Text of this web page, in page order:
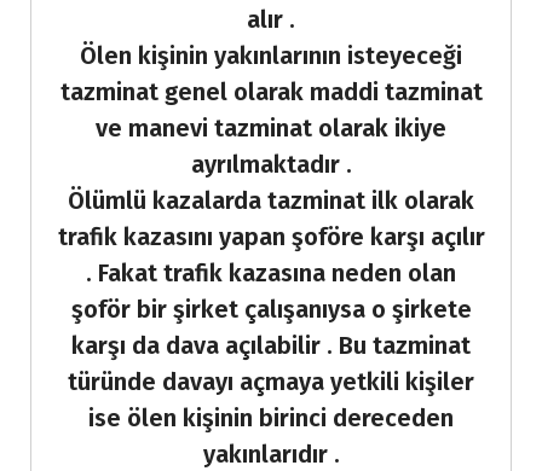
alır .
Ölen kişinin yakınlarının isteyeceği
tazminat genel olarak maddi tazminat
ve manevi tazminat olarak ikiye
ayrılmaktadır .
Ölümlü kazalarda tazminat ilk olarak
trafik kazasını yapan şoföre karşı açılır
. Fakat trafik kazasına neden olan
şoför bir şirket çalışanıysa o şirkete
karşı da dava açılabilir . Bu tazminat
türünde davayı açmaya yetkili kişiler
ise ölen kişinin birinci dereceden
yakınlarıdır .